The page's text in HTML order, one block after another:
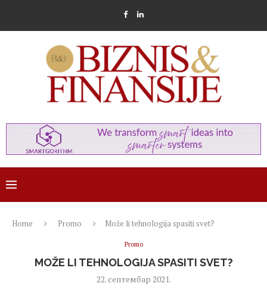
Home Promo Može li tehnologija spasiti svet?
Promo
MOŽE LI TEHNOLOGIJA SPASITI SVET?
22. септембар 2021.